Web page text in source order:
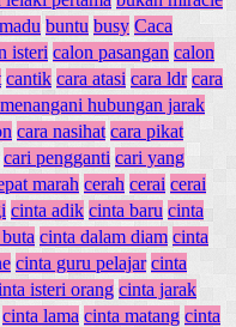
buntu busy Caca
isteri calon pasangan calon
cantik cara atasi cara ldr cara
hubungan jarak
cara nasihat cara pikat
cari pengganti cari yang
marah cerah cerai cerai
cinta adik cinta baru cinta
cinta dalam diam cinta
cinta guru pelajar cinta
isteri orang cinta jarak
cinta lama cinta matang cinta